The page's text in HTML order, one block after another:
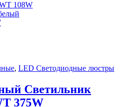
108W
, LED Светодиодные люстры
Светильник
375W